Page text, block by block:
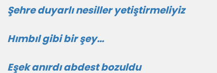
Şehre duyarlı nesiller yetiştirmeliyiz
Hımbıl gibi bir şey…
Eşek anırdı abdest bozuldu